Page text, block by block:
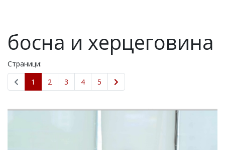
КУЛТУРА
ЗДРАВЕ
ПОЛИТИКА
ОБЩИНИ
ЛАЙФСТАЙЛ
босна и херцеговина
Страници:
1
2 3 4 5